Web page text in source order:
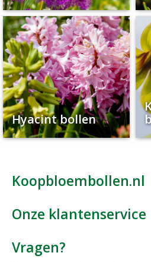
Hyacint bollen
Koopbloembollen.nl
Onze klantenservice
Vragen?